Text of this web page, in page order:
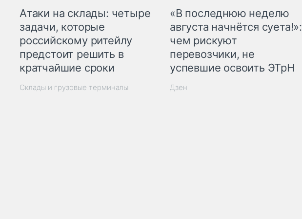
Атаки на склады: четыре
задачи, которые
российскому ритейлу
предстоит решить в
кратчайшие сроки
Склады и грузовые терминалы
«В последнюю неделю
августа начнётся суета!»:
чем рискуют
перевозчики, не
успевшие освоить ЭТрН
Дзен